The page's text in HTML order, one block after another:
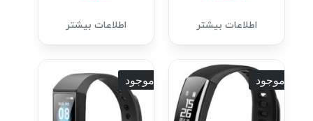
اطلاعات بیشتر اطلاعات بیشتر
ناموجود ناموجود